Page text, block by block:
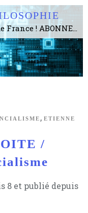
Le plus gros site de philosophie de France ! ABONNEZ-VOUS ! 4115 Articles, 1634 abonné·e·s, depuis 2006 . . . . . . . . 2 852 214 pages vues jusqu'à présent. Prestance et être apte à un plus grand nombre de choses.
, ETIENNE
/
8 et publié depuis